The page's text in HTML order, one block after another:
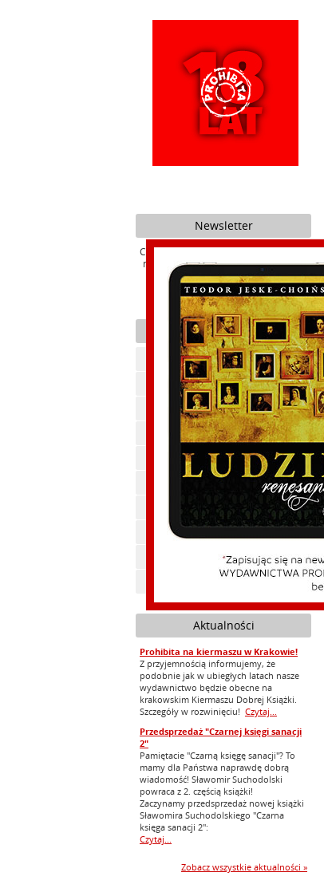
Newsletter
Chcesz być na bieżąco z promocjami i
nowościami naszego Wydawnictwa ?
Kategorie
Polityka, publicystyka
Historia
Ekonomia
Beletrystyka
Cywilizacja
Feliks Koneczny
Zdrowie
Ebooki
Audiobooki
Zapowiedzi
Aktualności
Prohibita na kiermaszu w Krakowie!
Z przyjemnością informujemy, że
podobnie jak w ubiegłych latach nasze
wydawnictwo będzie obecne na
krakowskim Kiermaszu Dobrej Książki.
Szczegóły w rozwinięciu! Czytaj...
Przedsprzedaż "Czarnej księgi sanacji
2"
Pamiętacie "Czarną księgę sanacji"? To
mamy dla Państwa naprawdę dobrą
wiadomość! Sławomir Suchodolski
powraca z 2. częścią książki!
Zaczynamy przedsprzedaż nowej książki
Sławomira Suchodolskiego "Czarna
księga sanacji 2":
Czytaj...
Zobacz wszystkie aktualności »